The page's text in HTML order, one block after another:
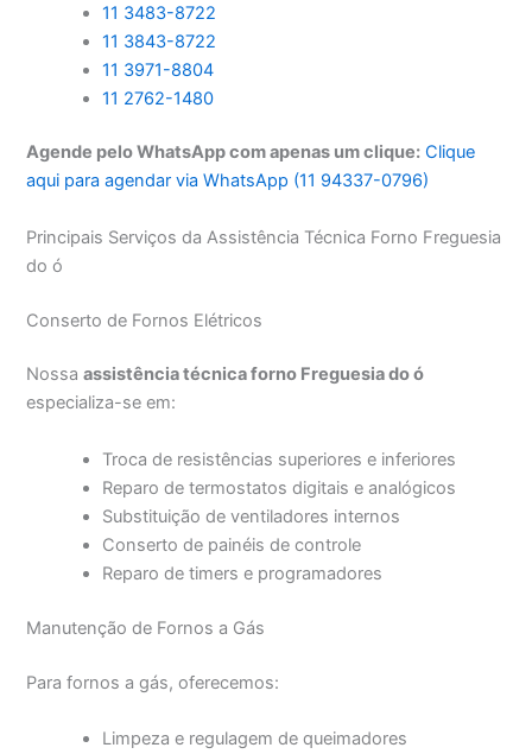
11 3483-8722
11 3843-8722
11 3971-8804
11 2762-1480
Agende pelo WhatsApp com apenas um clique: Clique
aqui para agendar via WhatsApp (11 94337-0796)
Principais Serviços da Assistência Técnica Forno Freguesia
do ó
Conserto de Fornos Elétricos
Nossaassistência técnica forno Freguesia do ó
especializa-se em:
Troca de resistências superiores e inferiores
Reparo de termostatos digitais e analógicos
Substituição de ventiladores internos
Conserto de painéis de controle
Reparo de timers e programadores
Manutenção de Fornos a Gás
Para fornos a gás, oferecemos:
Limpeza e regulagem de queimadores